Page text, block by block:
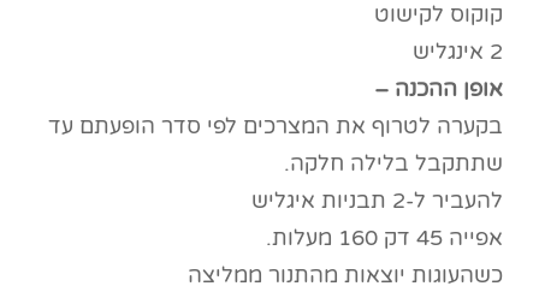
קוקוס לקישוט
2 אינגליש
אופן ההכנה –
בקערה לטרוף את המצרכים לפי סדר הופעתם עד
שתתקבל בלילה חלקה.
להעביר ל-2 תבניות איגליש
אפייה 45 דק 160 מעלות.
כשהעוגות יוצאות מהתנור ממליצה